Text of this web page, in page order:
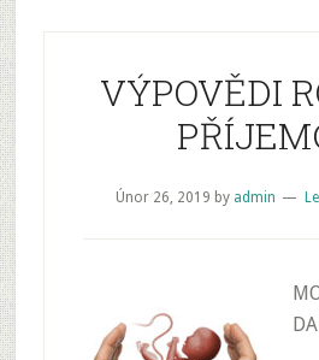
VÝPOVĚDI
Únor 26, 2019 by admin